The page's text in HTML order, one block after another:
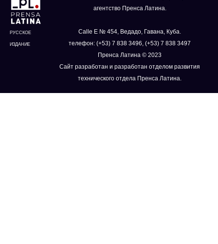
РУССКОЕ
ИЗДАНИЕ
агентство Пренса Латина.
Calle E № 454, Ведадо, Гавана, Куба.
телефон: (+53) 7 838 3496, (+53) 7 838 3497
Пренса Латина © 2023
Сайт разработан и разработан отделом развития
технического отдела Пренса Латина.